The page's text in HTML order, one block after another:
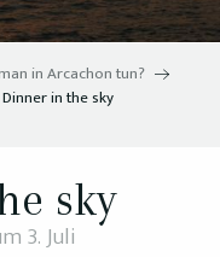
in Arcachon tun?
Dinner in the sky
sky
3. Juli